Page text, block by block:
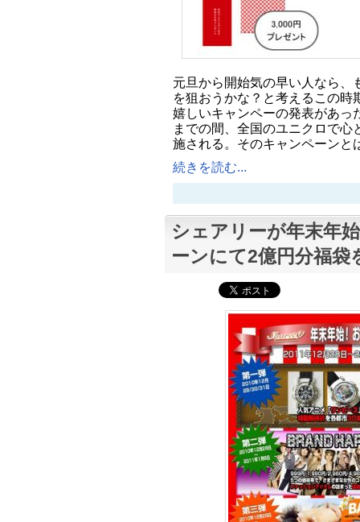
元旦から開始気の早い人なら、
を狙おうかな？と考えるこの時
嬉しいキャンペーの発表があっ
までの間、全国のユニクロで心
施される。そのキャンペーン
続きを読む...
シェアリーが年末年
ーンにて2億円分福袋